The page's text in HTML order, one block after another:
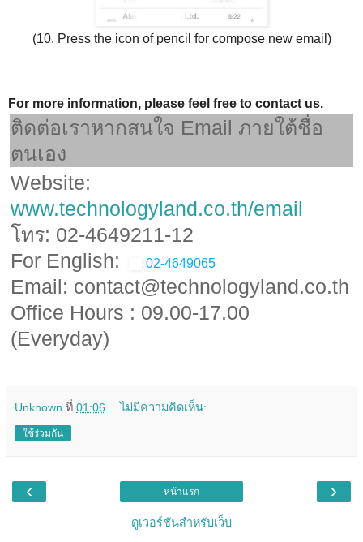
(10. Press the icon of pencil for compose new email)
For more information, please feel free to contact us.
ติดต่อเราหากสนใจ Email ภายใต้ชื่อ
ตนเอง
Website:
www.technologyland.co.th/email
โทร: 02-4649211-12
For English:
02-4649065
Email: contact@technologyland.co.th
Office Hours : 09.00-17.00
(Everyday)
Unknown ที่ 01:06 ไม่มีความคิดเห็น:
ใช้ร่วมกัน
‹ ›
หน้าแรก
ดูเวอร์ชันสำหรับเว็บ